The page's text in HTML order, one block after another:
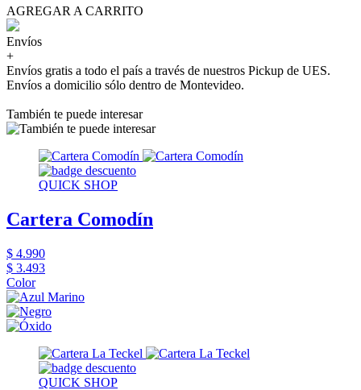
AGREGAR A CARRITO
Envíos
+
Envíos gratis a todo el país a través de nuestros Pickup de UES.
Envíos a domicilio sólo dentro de Montevideo.
También te puede interesar
QUICK SHOP
Cartera Comodín
$ 4.990
$ 3.493
Color
QUICK SHOP